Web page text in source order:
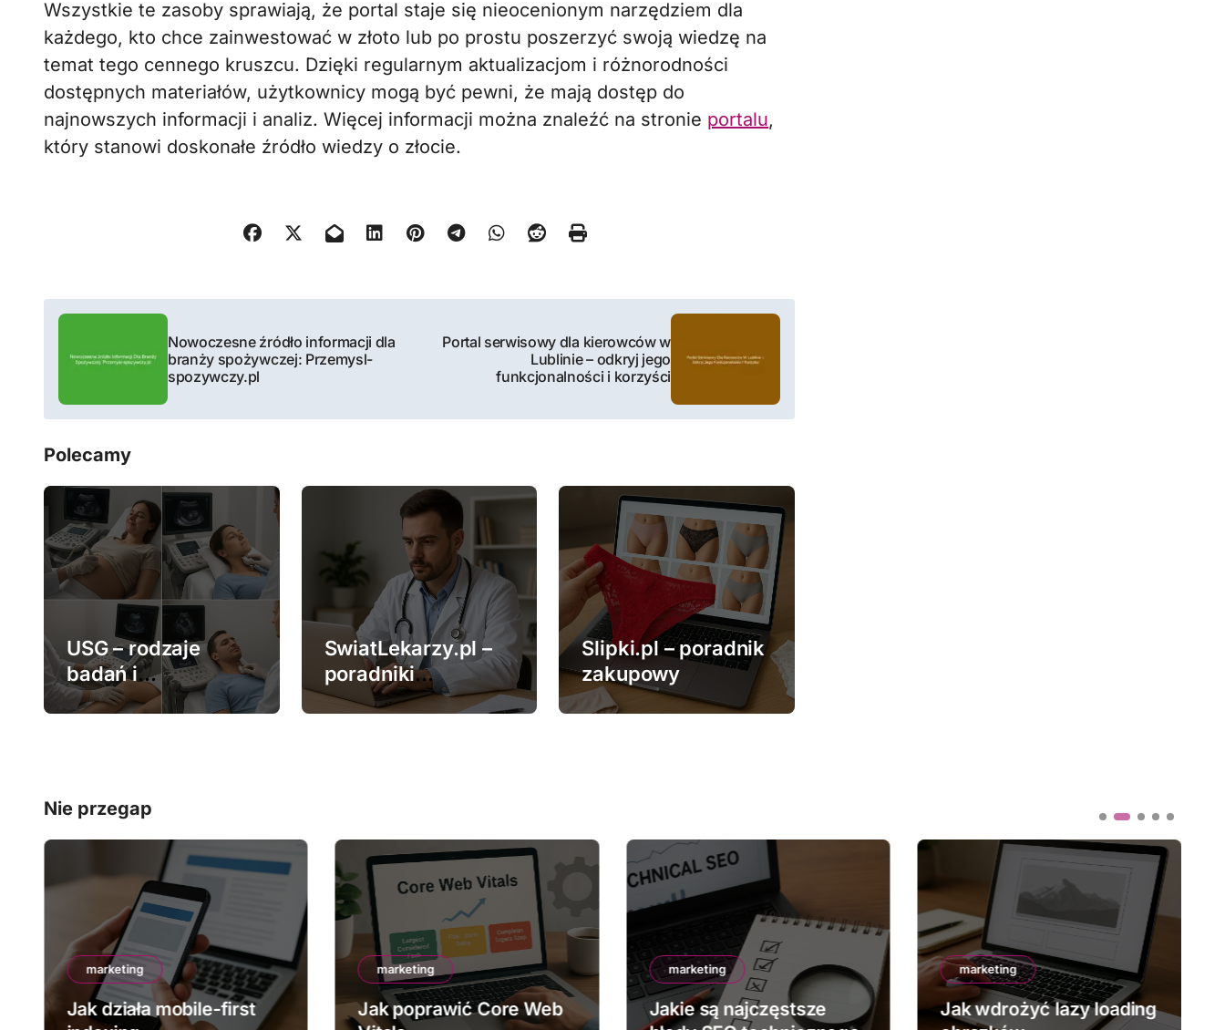
Wszystkie te zasoby sprawiają, że portal staje się nieocenionym narzędziem dla
każdego, kto chce zainwestować w złoto lub po prostu poszerzyć swoją wiedzę na
temat tego cennego kruszcu. Dzięki regularnym aktualizacjom i różnorodności
dostępnych materiałów, użytkownicy mogą być pewni, że mają dostęp do
najnowszych informacji i analiz. Więcej informacji można znaleźć na stronie portalu,
który stanowi doskonałe źródło wiedzy o złocie.
N
w
i
g
a
c
w
p
u
Nowoczesne źródło informacji dla
branży spożywczej: Przemysl-
spozywczy.pl
Portal serwisowy dla kierowców w
Lublinie – odkryj jego
funkcjonalności i korzyści
Polecamy
USG – rodzaje
badań i
zastosowanie
SwiatLekarzy.pl –
poradniki
medyczne
Slipki.pl – poradnik
zakupowy
Nie przegap
marketing
Jak działa mobile-first
marketing
Jak poprawić Core Web
marketing
Jakie są najczęstsze
marketing
Jak wdrożyć lazy loading